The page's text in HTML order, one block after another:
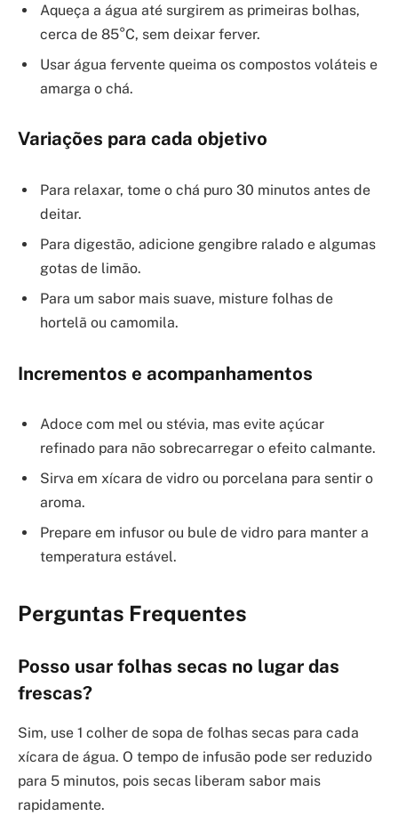
Aqueça a água até surgirem as primeiras bolhas,
cerca de 85°C, sem deixar ferver.
Usar água fervente queima os compostos voláteis e
amarga o chá.
Variações para cada objetivo
Para relaxar, tome o chá puro 30 minutos antes de
deitar.
Para digestão, adicione gengibre ralado e algumas
gotas de limão.
Para um sabor mais suave, misture folhas de
hortelã ou camomila.
Incrementos e acompanhamentos
Adoce com mel ou stévia, mas evite açúcar
refinado para não sobrecarregar o efeito calmante.
Sirva em xícara de vidro ou porcelana para sentir o
aroma.
Prepare em infusor ou bule de vidro para manter a
temperatura estável.
Perguntas Frequentes
Posso usar folhas secas no lugar das
frescas?
Sim, use 1 colher de sopa de folhas secas para cada
xícara de água. O tempo de infusão pode ser reduzido
para 5 minutos, pois secas liberam sabor mais
rapidamente.